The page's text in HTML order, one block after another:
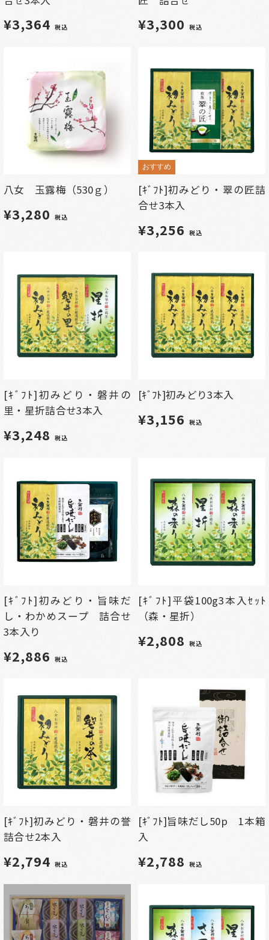
¥3,364 税込 ¥3,300 税込
八女 玉露梅（530ｇ）
¥3,280 税込
おすすめ
[ｷﾞﾌﾄ]初みどり・翠の匠詰
合せ3本入
¥3,256 税込
[ｷﾞﾌﾄ]初みどり・磐井の
里・星折詰合せ3本入
¥3,248 税込
[ｷﾞﾌﾄ]初みどり3本入
¥3,156 税込
[ｷﾞﾌﾄ]初みどり・旨味だ
し・わかめスープ 詰合せ
3本入り
¥2,886 税込
[ｷﾞﾌﾄ]平袋100g3本入ｾｯﾄ
（森・星折）
¥2,808 税込
[ｷﾞﾌﾄ]初みどり・磐井の誉
詰合せ2本入
¥2,794 税込
[ｷﾞﾌﾄ]旨味だし50p 1本箱
入
¥2,788 税込